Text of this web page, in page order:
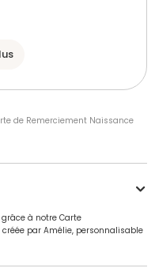
de Remerciement Naissance
à notre Carte
par Amélie, personnalisable